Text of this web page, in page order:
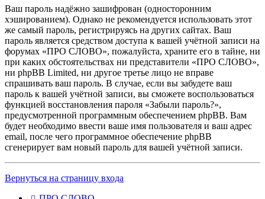
Ваш пароль надёжно зашифрован (односторонним
хэшированием). Однако не рекомендуется использовать этот
же самый пароль, регистрируясь на других сайтах. Ваш
пароль является средством доступа к вашей учётной записи на
форумах «ПРО СЛОВО», пожалуйста, храните его в тайне, ни
при каких обстоятельствах ни представители «ПРО СЛОВО»,
ни phpBB Limited, ни другое третье лицо не вправе
спрашивать ваш пароль. В случае, если вы забудете ваш
пароль к вашей учётной записи, вы сможете воспользоваться
функцией восстановления пароля «Забыли пароль?»,
предусмотренной программным обеспечением phpBB. Вам
будет необходимо ввести ваше имя пользователя и ваш адрес
email, после чего программное обеспечение phpBB
сгенерирует вам новый пароль для вашей учётной записи.
Вернуться на страницу входа